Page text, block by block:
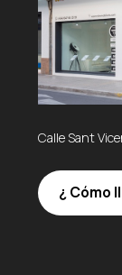
Calle Sant
¿ Cómo